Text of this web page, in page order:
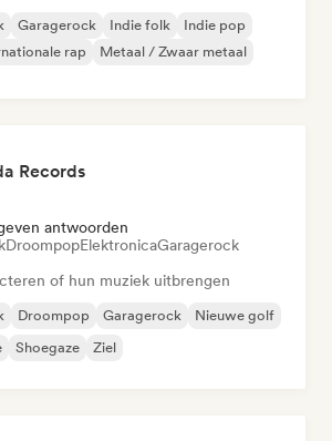
Garagerock Indie folk
Indie pop
rap
Metaal / Zwaar metaal
Records
antwoorden
DroompopElektronicaGaragerock
of hun muziek uitbrengen
Droompop Garagerock
Nieuwe golf
Shoegaze Ziel